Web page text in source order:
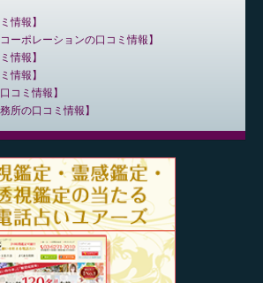
情報
ーポレーションの口コミ情報
情報
情報
コミ情報
所の口コミ情報